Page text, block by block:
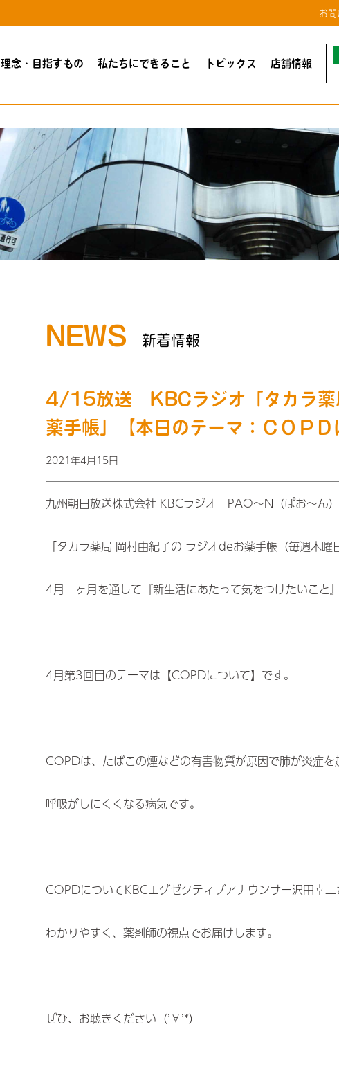
理念・目指すもの 私たちにできること トピックス 店舗情報
お
NEWS 新着情報
4/15放送 KBCラジオ「タカラ薬
薬手帳」【本日のテーマ：ＣＯＰＤ
2021年4月15日
九州朝日放送株式会社 KBCラジオ PAO～N（ぱお～ん）
「タカラ薬局 岡村由紀子の ラジオdeお薬手帳（毎週木曜
4月一ヶ月を通して『新生活にあたって気をつけたいこと
4月第3回目のテーマは【COPDについて】です。
COPDは、たばこの煙などの有害物質が原因で肺が炎症を
呼吸がしにくくなる病気です。
COPDについてKBCエグゼクティブアナウンサー沢田幸二
わかりやすく、薬剤師の視点でお届けします。
ぜひ、お聴きください（’∀’*）